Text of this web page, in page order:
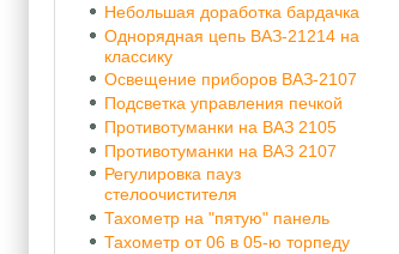
Небольшая доработка бардачка
Однорядная цепь ВАЗ-21214 на
классику
Освещение приборов ВАЗ-2107
Подсветка управления печкой
Противотуманки на ВАЗ 2105
Противотуманки на ВАЗ 2107
Регулировка пауз
стелоочистителя
Тахометр на "пятую" панель
Тахометр от 06 в 05-ю торпеду